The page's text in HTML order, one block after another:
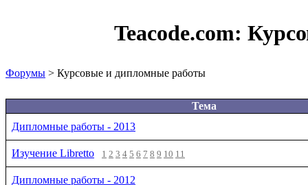
Teacode.com:
Форумы > Курсовые и дипломные работы
Тема
Дипломные работы - 2013
Изучение Libretto 1 2 3 4 5 6 7 8 9 10 11
Дипломные работы - 2012